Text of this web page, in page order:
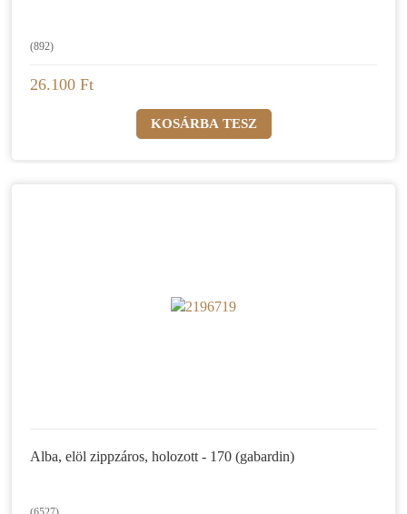
(892)
26.100 Ft
Alba, elöl zippzáros, holozott - 170 (gabardin)